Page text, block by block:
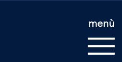
menù